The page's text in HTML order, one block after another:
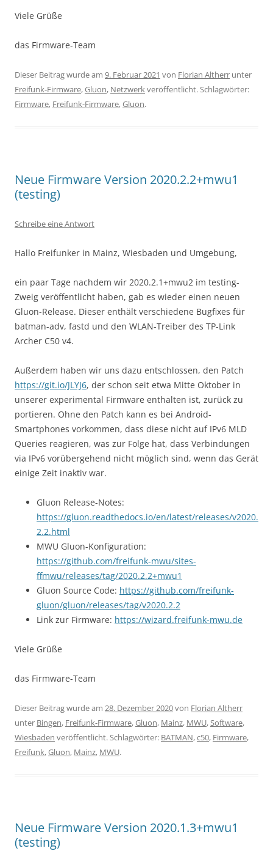
Viele Grüße
das Firmware-Team
Dieser Beitrag wurde am 9. Februar 2021 von Florian Altherr unter
Freifunk-Firmware,Gluon, Netzwerkveröffentlicht. Schlagwörter:
Firmware, Freifunk-Firmware,Gluon.
Neue Firmware Version 2020.2.2+mwu1
(testing)
Schreibe eine Antwort
Hallo Freifunker in Mainz, Wiesbaden und Umgebung,
ein paar Tage nachdem wir 2020.2.1+mwu2 im testing-
Zweig veröffentlicht haben, gab es wieder einen neuen
Gluon-Release. Dieser enthält verschiedene Bugfixes für
batman-adv, fastd und den WLAN-Treiber des TP-Link
Archer C50 v4.
Außerdem haben wir uns dazu entschlossen, den Patch
https://git.io/JLYJ6, der schon seit etwa Mitte Oktober in
unserer experimental Firmware enthalten ist, zurück zu
portieren. Ohne den Patch kann es bei Android-
Smartphones vorkommen, dass diese nicht auf IPv6 MLD
Queries reagieren, was zur Folge hat, dass Verbindungen
via IPv6 vorübergehend nicht möglich sind, wenn das Gerät
einige Zeit inaktiv war.
Gluon Release-Notes:
https://gluon.readthedocs.io/en/latest/releases/v2020.
2.2.html
MWU Gluon-Konfiguration:
https://github.com/freifunk-mwu/sites-
ffmwu/releases/tag/2020.2.2+mwu1
Gluon Source Code: https://github.com/freifunk-
gluon/gluon/releases/tag/v2020.2.2
Link zur Firmware: https://wizard.freifunk-mwu.de
Viele Grüße
das Firmware-Team
Dieser Beitrag wurde am 28. Dezember 2020von Florian Altherr
unter Bingen, Freifunk-Firmware,Gluon, Mainz, MWU,Software,
Wiesbaden veröffentlicht. Schlagwörter: BATMAN,c50, Firmware,
Freifunk,Gluon, Mainz, MWU.
Neue Firmware Version 2020.1.3+mwu1
(testing)